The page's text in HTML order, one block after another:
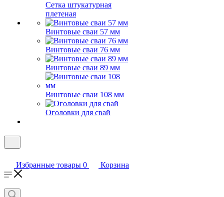
Сетка штукатурная
плетеная
Винтовые сваи 57 мм
Винтовые сваи 76 мм
Винтовые сваи 89 мм
Винтовые сваи 108 мм
Оголовки для свай
Избранные товары 0 Корзина